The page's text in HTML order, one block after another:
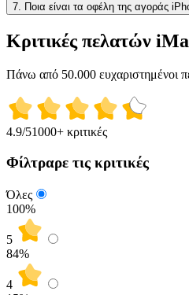
7. Ποια είναι τα οφέλη της αγοράς
Κριτικές πελατών
Πάνω από 50.000 ευχαριστημένοι
4.9/51000+ κριτικές
Φίλτραρε τις κριτικές
Όλες
100%
5
84%
4